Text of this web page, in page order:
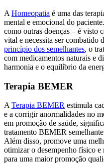
A Homeopatia é uma das
mental e emocional do
como outras doenças – é visto
vital e necessita ser combatido
princípio dos semelhantes, o
com medicamentos naturais e
harmonia e o equilíbrio da
Terapia BEMER
ATerapia BEMER estimula
e a corrigir anormalidades no
em promoção de saúde,
tratamento BEMER
Além disso, promove uma
otimizar o desempenho físico
para uma maior promoção